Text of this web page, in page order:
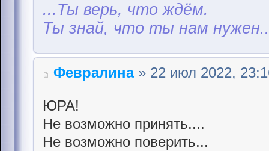
...Ты верь, что ждём.
Ты знай, что ты нам
Февралина» 22 июл 2022,
ЮРА!
Не возможно принять....
Не возможно поверить...